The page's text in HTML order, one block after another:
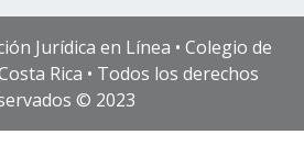
Jurídica en Línea • Colegio de
Rica • Todos los derechos
© 2023